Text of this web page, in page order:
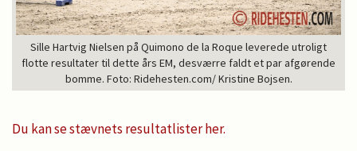
Sille Hartvig Nielsen på Quimono de la Roque leverede utroligt
flotte resultater til dette års EM, desværre faldt et par afgørende
bomme. Foto: Ridehesten.com/ Kristine Bojsen.
Du kan se stævnets resultatlister her.